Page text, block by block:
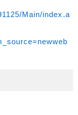
Main/index.a